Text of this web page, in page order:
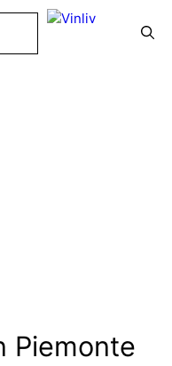
Piemonte